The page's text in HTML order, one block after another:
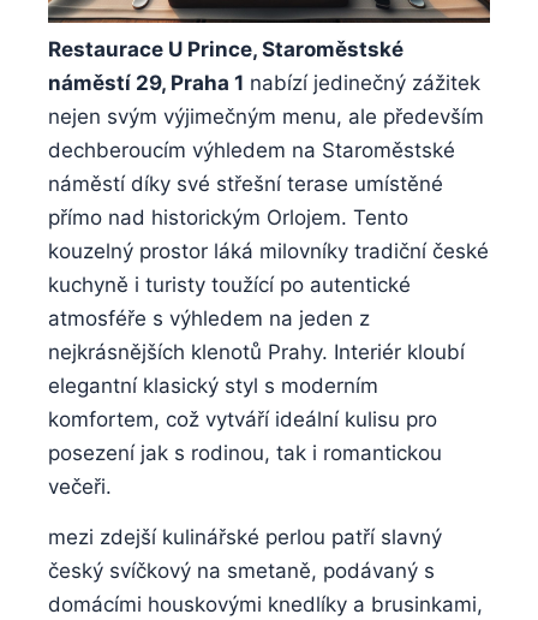
Restaurace U Prince, Staroměstské
náměstí ⁣29, Praha ⁤1 nabízí jedinečný zážitek
nejen⁤ svým výjimečným menu, ale ⁣především
dechberoucím výhledem‌ na⁣ Staroměstské
náměstí díky‌ své střešní terase ⁣umístěné‍
přímo nad historickým Orlojem.⁢ Tento
⁢kouzelný prostor láká milovníky tradiční české⁢
kuchyně i turisty‍ toužící po autentické
atmosféře s výhledem ‌na jeden z⁤
nejkrásnějších klenotů Prahy. Interiér kloubí
⁤elegantní ⁢klasický styl s ‌moderním
komfortem, což vytváří ideální kulisu pro‍
posezení jak s rodinou,⁢ tak i romantickou
večeři.
mezi zdejší ​kulinářské perlou patří slavný
český ⁢svíčkový na smetaně, podávaný⁣ s
domácími houskovými knedlíky a brusinkami,